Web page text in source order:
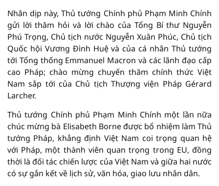
Nhân dịp này, Thủ tướng Chính phủ Phạm Minh Chính
gửi lời thăm hỏi và lời chào của Tổng Bí thư Nguyễn
Phú Trọng, Chủ tịch nước Nguyễn Xuân Phúc, Chủ tịch
Quốc hội Vương Đình Huệ và của cá nhân Thủ tướng
tới Tổng thống Emmanuel Macron và các lãnh đạo cấp
cao Pháp; chào mừng chuyến thăm chính thức Việt
Nam sắp tới của Chủ tịch Thượng viện Pháp Gérard
Larcher.
Thủ tướng Chính phủ Phạm Minh Chính một lần nữa
chúc mừng bà Elisabeth Borne được bổ nhiệm làm Thủ
tướng Pháp, khẳng định Việt Nam coi trọng quan hệ
với Pháp, một thành viên quan trọng trong EU, đồng
thời là đối tác chiến lược của Việt Nam và giữa hai nước
có sự gắn kết về lịch sử, văn hóa, giao lưu nhân dân.